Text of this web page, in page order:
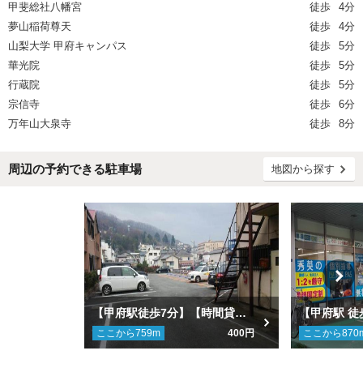
甲斐総社八幡宮 徒歩
4分
夢山稲荷尊天
徒歩
4分
山梨大学 甲府キャンパス
徒歩
5分
華光院
徒歩
5分
行蔵院
徒歩
5分
宗信寺
徒歩
6分
万年山大泉寺
徒歩 8分
周辺の予約できる駐車場 地図から探す
【甲府駅徒歩7分】【時間貸し併設】マンスリー甲府北口第２駐車場
ここから759m 400円 ここから870